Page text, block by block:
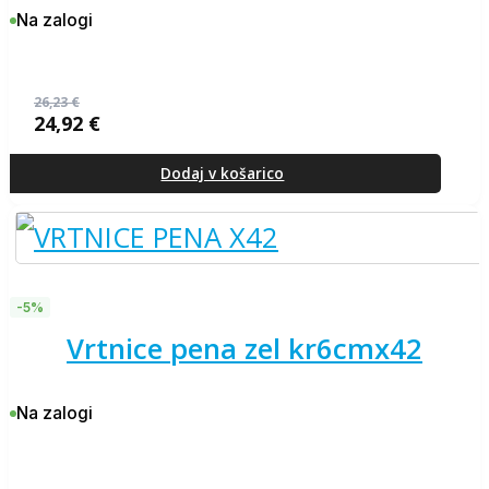
Na zalogi
26,23€
cena
26,23 €.
24,92 €
cena
Dodaj v košarico
-5%
vrtnice pena zel kr6cmx42
Na zalogi